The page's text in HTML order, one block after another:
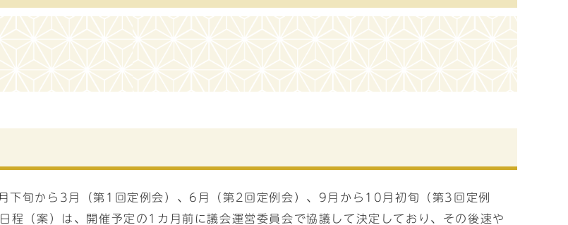
下旬から3月（第1回定例会）、6月（第2回定例会）、9月から10月初旬（第3回定例
（案）は、開催予定の1カ月前に議会運営委員会で協議して決定しており、その後速や